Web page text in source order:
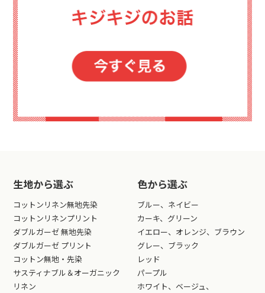
生地から選ぶ
コットンリネン無地先染
コットンリネンプリント
ダブルガーゼ 無地先染
ダブルガーゼ プリント
コットン無地・先染
サスティナブル＆オーガニック
リネン
色から選ぶ
ブルー、ネイビー
カーキ、グリーン
イエロー、オレンジ、ブラウン
グレー、ブラック
レッド
パープル
ホワイト、ベージュ、